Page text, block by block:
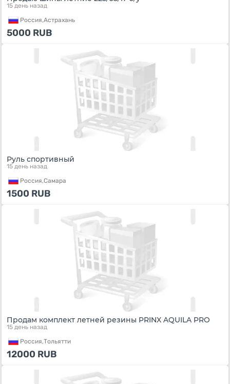
15 день назад
Россия,Астрахань
5000 RUB
Руль спортивный
15 день назад
Россия,Самара
1500 RUB
Продам комплект летней резины PRINX AQUILA PRO
15 день назад
Россия,Тольятти
12000 RUB